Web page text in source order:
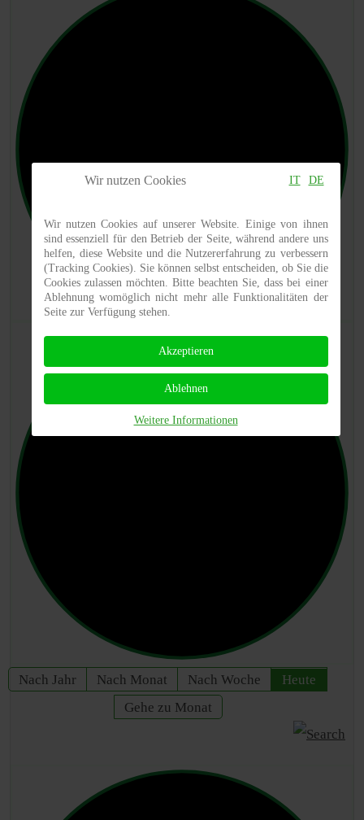
Nach Jahr Nach Monat Nach Woche
Heute
Gehe zu Monat
Wir nutzen Cookies IT DE
Wir nutzen Cookies auf unserer Website. Einige von ihnen
sind essenziell für den Betrieb der Seite, während andere uns
helfen, diese Website und die Nutzererfahrung zu verbessern
(Tracking Cookies). Sie können selbst entscheiden, ob Sie die
Cookies zulassen möchten. Bitte beachten Sie, dass bei einer
Ablehnung womöglich nicht mehr alle Funktionalitäten der
Seite zur Verfügung stehen.
Akzeptieren
Ablehnen
Weitere Informationen